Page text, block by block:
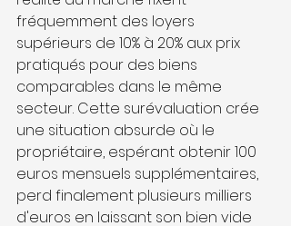
fréquemment des loyers
supérieurs de 10% à 20% aux prix
pratiqués pour des biens
comparables dans le même
secteur. Cette surévaluation crée
une situation absurde où le
propriétaire, espérant obtenir 100
euros mensuels supplémentaires,
perd finalement plusieurs milliers
d'euros en laissant son bien vide